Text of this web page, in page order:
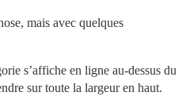
mais avec quelques
s’affiche en ligne au-dessus du
sur toute la largeur en haut.